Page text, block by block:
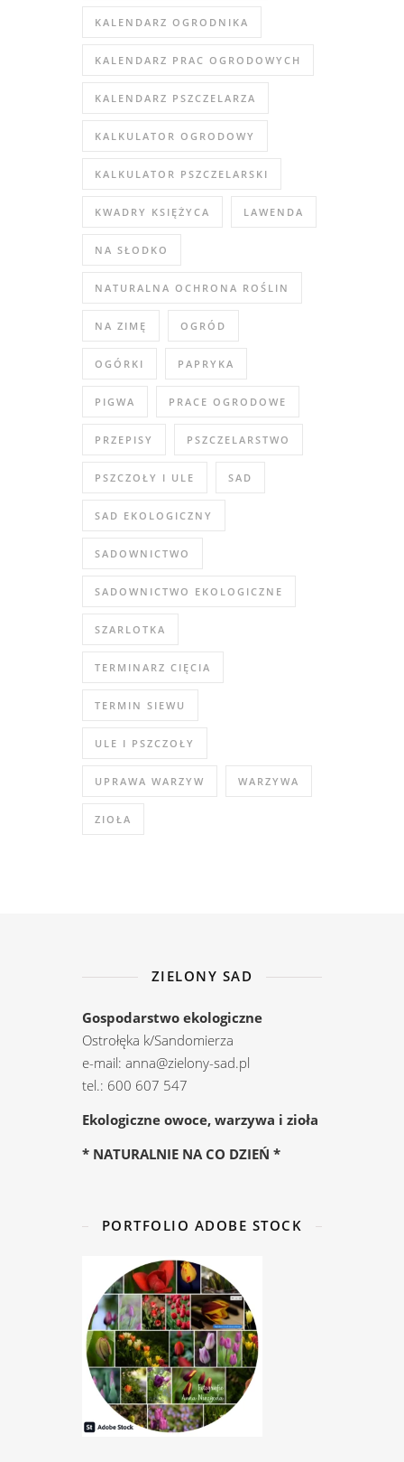
KALENDARZ OGRODNIKA
KALENDARZ PRAC OGRODOWYCH
KALENDARZ PSZCZELARZA
KALKULATOR OGRODOWY
KALKULATOR PSZCZELARSKI
KWADRY KSIĘŻYCA LAWENDA
NA SŁODKO
NATURALNA OCHRONA ROŚLIN
NA ZIMĘ OGRÓD
OGÓRKI PAPRYKA
PIGWA PRACE OGRODOWE
PRZEPISY PSZCZELARSTWO
PSZCZOŁY I ULE SAD
SAD EKOLOGICZNY
SADOWNICTWO
SADOWNICTWO EKOLOGICZNE
SZARLOTKA
TERMINARZ CIĘCIA
TERMIN SIEWU
ULE I PSZCZOŁY
UPRAWA WARZYW WARZYWA
ZIOŁA
ZIELONY SAD
Gospodarstwo ekologiczne
Ostrołęka k/Sandomierza
e-mail: anna@zielony-sad.pl
tel.: 600 607 547
Ekologiczne owoce, warzywa i zioła
* NATURALNIE NA CO DZIEŃ *
PORTFOLIO ADOBE STOCK